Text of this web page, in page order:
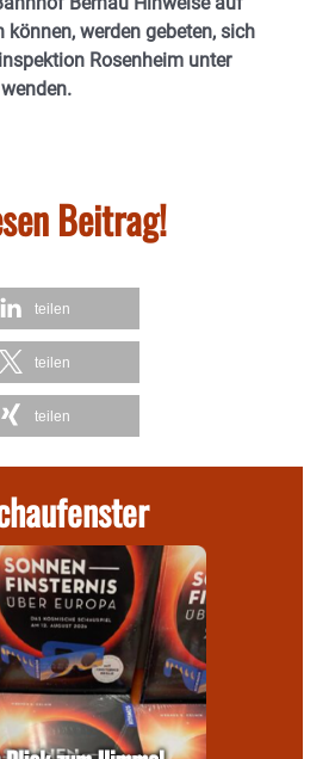
können, werden gebeten, sich
Rosenheim unter
Beitrag!
teilen
teilen
teilen